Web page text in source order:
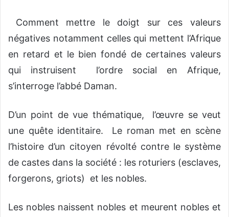
Comment mettre le doigt sur ces valeurs
négatives notamment celles qui mettent l’Afrique
en retard et le bien fondé de certaines valeurs
qui instruisent l’ordre social en Afrique,
s’interroge l’abbé Daman.
D’un point de vue thématique, l’œuvre se veut
une quête identitaire. Le roman met en scène
l’histoire d’un citoyen révolté contre le système
de castes dans la société : les roturiers (esclaves,
forgerons, griots) et les nobles.
Les nobles naissent nobles et meurent nobles et